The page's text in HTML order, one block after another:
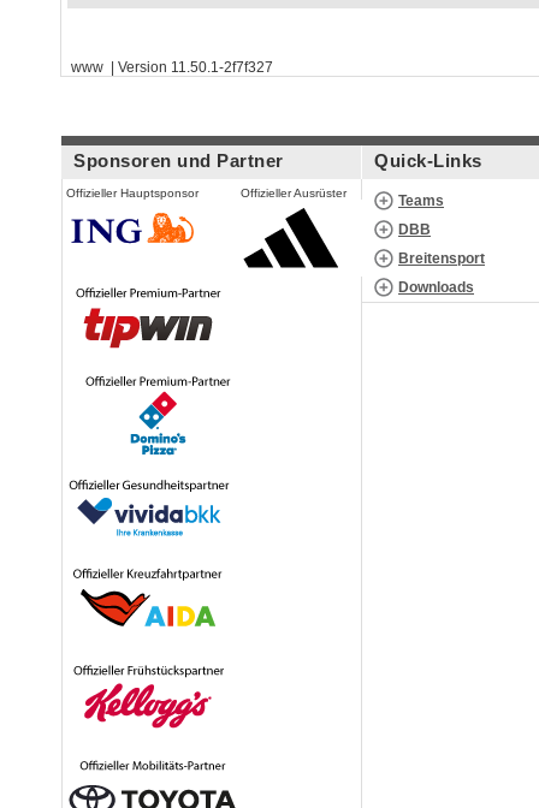
www | Version 11.50.1-2f7f327
Sponsoren und Partner
Offizieller Hauptsponsor Offizieller Ausrüster
Quick-Links
Teams
DBB
Breitensport
Downloads